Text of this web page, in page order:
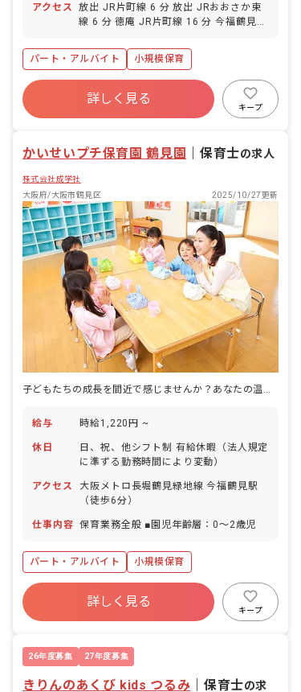
アクセス
放出 JR片町線 6 分 放出 JRおおさか東
線 6 分 徳庵 JR片町線 16 分 今福鶴見
中央 JRおおさか東線 18 分
パート・アルバイト 小規模保育
詳しく見る
キープ
かいせいプチ保育園 鶴見園 保育士の求人
株式会社成学社
大阪府/大阪市鶴見区
2025/10/27更新
給与 時給1,220円 ~
休日
日、祝、他シフト制 有給休暇（法人規定
に準ずる勤務時間により変動）
アクセス
大阪メトロ長堀鶴見緑地線 今福鶴見駅
（徒歩6分）
仕事内容 保育業務全般 ■園児年齢層：0～2歳児
パート・アルバイト 小規模保育
詳しく見る
キープ
26年度募集 27年度募集
きりんのあくび kids つるみ 保育士の求